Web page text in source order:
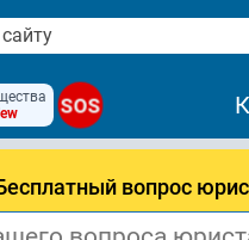
SOS
вопрос